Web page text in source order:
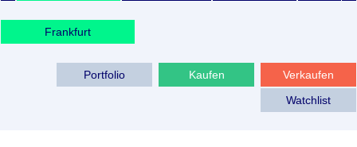
Frankfurt
Verkaufen
Kaufen
Portfolio
Watchlist